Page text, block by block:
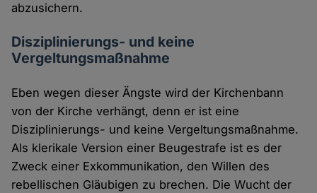
abzusichern.
Disziplinierungs- und keine
Vergeltungsmaßnahme
Eben wegen dieser Ängste wird der Kirchenbann
von der Kirche verhängt, denn er ist eine
Disziplinierungs- und keine Vergeltungsmaßnahme.
Als klerikale Version einer Beugestrafe ist es der
Zweck einer Exkommunikation, den Willen des
rebellischen Gläubigen zu brechen. Die Wucht der